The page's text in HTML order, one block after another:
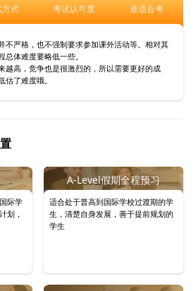
式 考试认可度 谁适合考
不严格，也不强制要求参加课外活动等。相对其
体难度要略低一些。
越高，竞争也是很激烈的，所以需要更好的成
了难度哦。
际学
划，
A-Level假期全程预习
适合处于普高到国际学校过渡期的学
生，清楚自身发展，善于提前规划的
学生